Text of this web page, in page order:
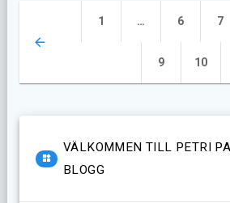
Inläggsnavigering
Sida
1 … Sida
6 7
Sida
9 Sida
10
VÄLKOMMEN TILL PETRI
BLOGG